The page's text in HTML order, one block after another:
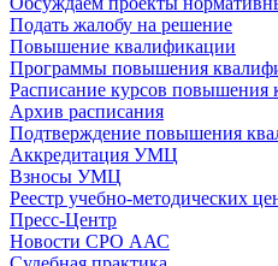
Подать жалобу на решение
Повышение квалификации
Программы повышения
Расписание курсов повышения
Архив расписания
Подтверждение повышения
Аккредитация УМЦ
Взносы УМЦ
Реестр учебно-методических
Пресс-Центр
Новости СРО ААС